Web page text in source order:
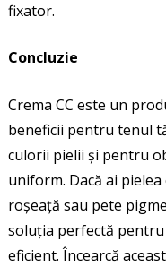
fixator.
Concluzie
Crema CC este un
beneficii pentru tenul
culorii pielii și pentru
uniform. Dacă ai
roșeață sau pete
soluția perfectă
eficient. Încearcă